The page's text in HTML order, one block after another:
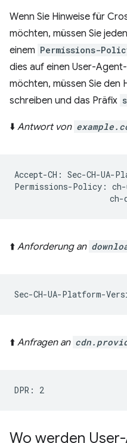
Wenn Sie Hinweise für
möchten, müssen Sie
einem Permissions-
dies auf einen User-
möchten, müssen Sie den
schreiben und das Präfix
⬇️ Antwort von
Accept-CH: Sec-CH-UA-
Permissions-Policy:
⬆️ Anforderung an
⬆️ Anfragen an
Wo werden